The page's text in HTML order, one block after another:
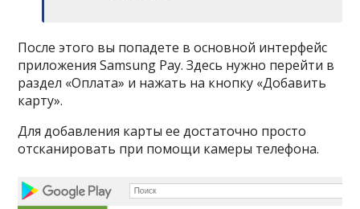
После этого вы попадете в основной интерфейс
приложения Samsung Pay. Здесь нужно перейти в
раздел «Оплата» и нажать на кнопку «Добавить
карту».
Для добавления карты ее достаточно просто
отсканировать при помощи камеры телефона.